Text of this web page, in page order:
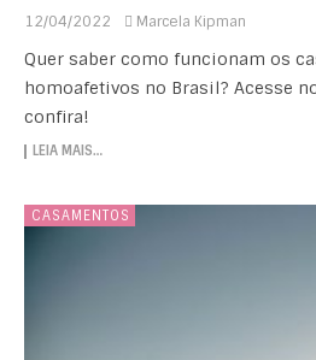
12/04/2022 Marcela Kipman
Quer saber como funcionam os
homoafetivos no Brasil? Acesse
confira!
LEIA MAIS…
CASAMENTOS